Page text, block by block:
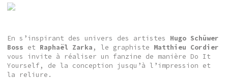
En s’inspirant des univers des artistes Hugo Schüwer
Boss et Raphaël Zarka , le graphiste Matthieu Cordier
vous invite à réaliser un fanzine de manière Do It
Yourself, de la conception jusqu’à l’impression et
la reliure.